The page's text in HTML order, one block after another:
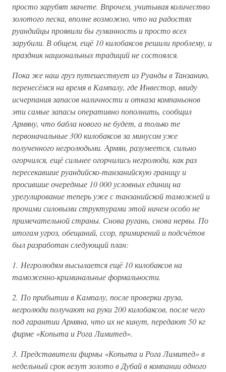
просто зарубят мачете. Впрочем, учитывая количество
золотого песка, вполне возможно, что на радостях
руандийцы проявили бы гуманность и просто всех
зарубили. В общем, ещё 10 килобаксов решили проблему, и
праздник национальных традиций не состоялся.
Пока же наш груз путешествует из Руанды в Танзанию,
перенесёмся на время в Кампалу, где Инвестор, ввиду
исчерпания запасов наличности и отказа компаньонов
эти самые запасы оперативно пополнить, сообщил
Армяну, что бабла нового не будет, а только те
первоначальные 300 килобаксов за минусом уже
полученного негролюдьми. Армян, разумеется, сильно
огорчился, ещё сильнее огорчились негролюди, как раз
пересекавшие руандийско-танзанийскую границу и
просившие очередные 10 000 условных единиц на
урегулирование теперь уже с танзанийской таможней и
прочими силовыми структурами этой ничем особо не
примечательной страны. Снова ругань, снова нервы. По
итогам угроз, обещаний, ссор, примирений и подсчётов
был разработан следующий план:
1. Негролюдям высылается ещё 10 килобаксов на
таможенно-криминальные формальности.
2. По прибытии в Кампалу, после проверки груза,
негролюди получают на руки 200 килобаксов, после чего
под гарантии Армяна, что их не кинут, передают 50 кг
фирме «Копыта и Рога Лимитед».
3. Представители фирмы «Копыта и Рога Лимитед» в
недельный срок везут золото в Дубай в компании одного